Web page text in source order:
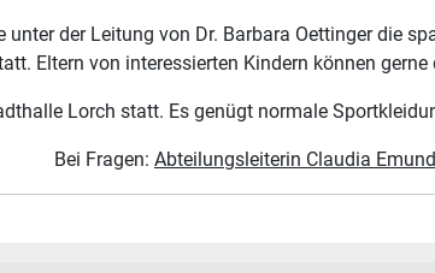
der Leitung von Dr. Barbara Oettinger die
Eltern von interessierten Kindern können
Lorch statt. Es genügt normale
Bei Fragen: Abteilungsleiterin Claudia